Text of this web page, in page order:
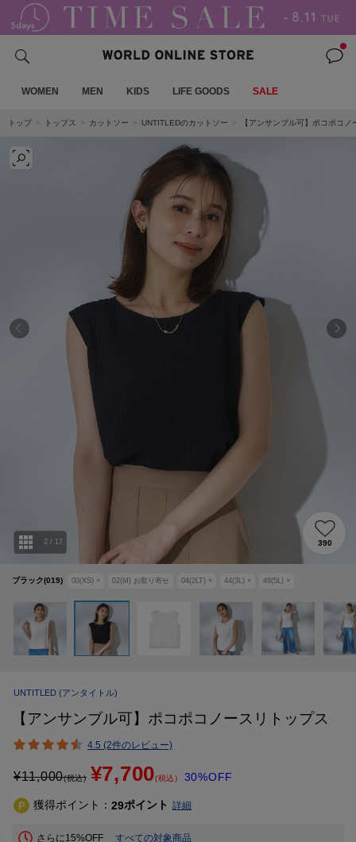
WOMEN MEN KIDS LIFE GOODS SALE
トップ トップス カットソー UNTITLEDのカットソー 【アンサンブル可】ポコポコノ
ブラック(019) 00(XS) × 02(M) お取り寄せ 04(2LT) × 44(3L) × 48(5L) ×
2 / 17 390
UNTITLED (アンタイトル)
【アンサンブル可】ポコポコノースリトップス
4.5 (2件のレビュー)
¥11,000(税込) ¥7,700(税込) 30%OFF
獲得ポイント： 29ポイント 詳細
さらに15%OFF すべての対象商品